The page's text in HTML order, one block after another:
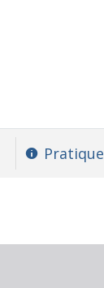
Pratique